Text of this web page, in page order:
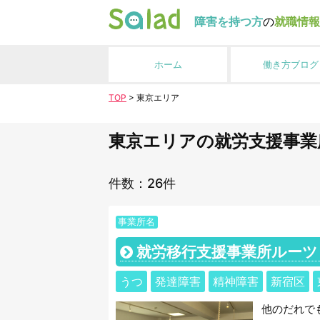
障害を持つ方の就職情報
ホーム 働き方ブログ
TOP > 東京エリア
東京エリアの就労支援事
件数：26件
事業所名
就労移行支援事業所ルー
うつ 発達障害 精神障害 新宿区
他のだれで